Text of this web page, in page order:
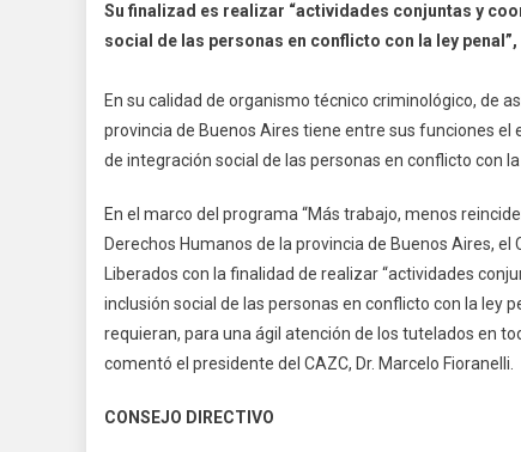
Su finalizad es realizar “actividades conjuntas y
social de las personas en conflicto con la ley
En su calidad de organismo técnico criminológico, de
provincia de Buenos Aires tiene entre sus funciones
de integración social de las personas en conflicto con la
En el marco del programa “Más trabajo, menos
Derechos Humanos de la provincia de Buenos Aires,
Liberados con la finalidad de realizar “actividades
inclusión social de las personas en conflicto con la ley
requieran, para una ágil atención de los tutelados en
comentó el presidente del CAZC, Dr. Marcelo Fioranelli.
CONSEJO DIRECTIVO